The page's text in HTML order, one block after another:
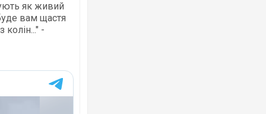
як живий
вам щастя
колін..." -